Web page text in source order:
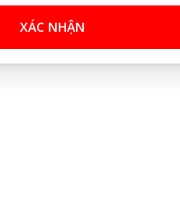
XÁC NHẬN